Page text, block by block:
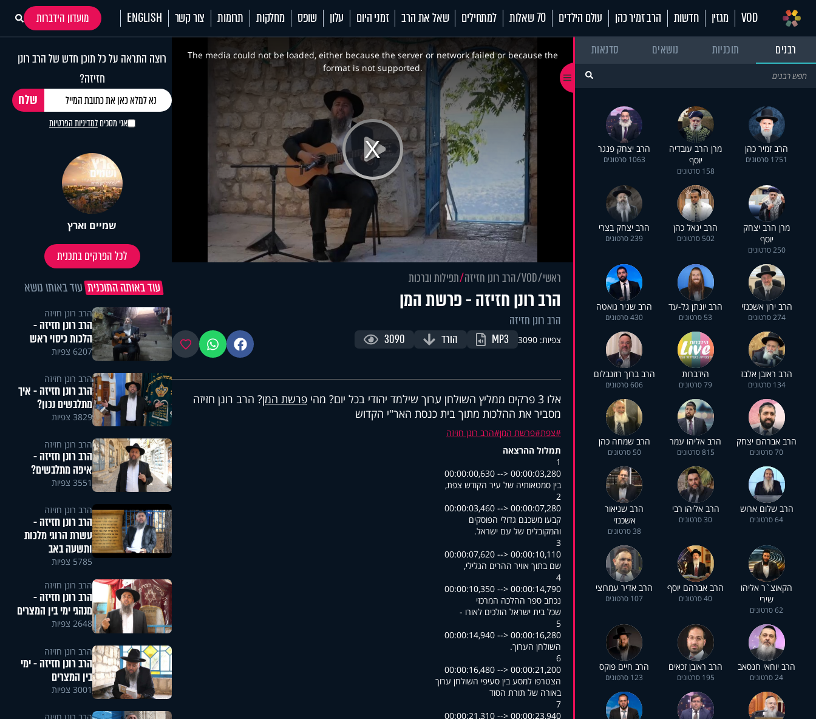
VOD מגזין חדשות הרב זמיר כהן עולם הילדים 70 שאלות למתחילים שאל את הרב זמני היום עלון שופס מחלקות תרומות צור קשר ENGLISH
מועדון הידברות
רבנים
תוכניות נושאים סדנאות
הרב זמיר כהן
1751 סרטונים
מרן הרב עובדיה
יוסף
158 סרטונים
הרב יצחק פנגר
1063 סרטונים
מרן הרב יצחק
יוסף
250 סרטונים
הרב יגאל כהן
502 סרטונים
הרב יצחק בצרי
239 סרטונים
הרב ירון אשכנזי
274 סרטונים
הרב יונתן גל-עד
53 סרטונים
הרב שניר גואטה
430 סרטונים
הרב ראובן אלבז
134 סרטונים
הידברות
79 סרטונים
הרב ברוך רוזנבלום
606 סרטונים
הרב אברהם יצחק
70 סרטונים
הרב אליהו עמר
815 סרטונים
הרב שמחה כהן
50 סרטונים
הרב שלום ארוש
64 סרטונים
הרב אליהו רבי
30 סרטונים
הרב שניאור
אשכנזי
38 סרטונים
הקאוצ`ר אליהו
שירי
62 סרטונים
הרב אברהם יוסף
40 סרטונים
הרב אדיר עמרוצי
107 סרטונים
הרב יוחאי חנסאב
24 סרטונים
הרב ראובן זכאים
195 סרטונים
הרב חיים פוקס
123 סרטונים
Play
Video
This
modalThe media could not be loaded, either because the server or network failed or because the
format is not supported.
ראשי VOD הרב רונן חזיזה תפילות וברכות
הרב רונן חזיזה - פרשת המן
הרב רונן חזיזה
צפיות: 3090 MP3 הורד 3090 פייסבוקווטסאפ מועדפים
אלו 3 פרקים ממליץ השולחן ערוך שילמד יהודי בכל יום? מהי פרשת המן? הרב רונן חזיזה
מסביר את ההלכות מתוך בית כנסת האר"י הקדוש
צפת פרשת המן הרב רונן חזיזה
תמלול ההרצאה
1
00:00:00,630 --> 00:00:03,280
,בין סמטאותיה של עיר הקודש צפת
2
00:00:03,460 --> 00:00:07,280
קבעו משכנם גדולי הפוסקים
.והמקובלים של עם ישראל
3
00:00:07,620 --> 00:00:10,110
,שם בתוך אוויר ההרים הגלילי
4
00:00:10,350 --> 00:00:14,790
נכתב ספר ההלכה המרכזי
- שכל בית ישראל הולכים לאורו
5
00:00:14,940 --> 00:00:16,280
.השולחן הערוך
6
00:00:16,480 --> 00:00:21,200
הצטרפו למסע בין סעיפי השולחן ערוך
באורה של תורת הסוד
7
00:00:21,310 --> 00:00:23,940
רוצה התראה על כל תוכן חדש של הרב רונן
חזיזה?
אני מסכיםלמדיניות הפרטיות
שמיים וארץ
לכל הפרקים בתכנית
עוד באותה התוכנית עוד באותו נושא
הרב רונן חזיזה
הרב רונן חזיזה -
הלכות כיסוי ראש
6207 צפיות
הרב רונן חזיזה
הרב רונן חזיזה - איך
מתלבשים נכון?
3829 צפיות
הרב רונן חזיזה
הרב רונן חזיזה -
איפה מתלבשים?
3551 צפיות
הרב רונן חזיזה
הרב רונן חזיזה -
עשרת הרוגי מלכות
ותשעה באב
5785 צפיות
הרב רונן חזיזה
הרב רונן חזיזה -
מנהגי ימי בין המצרים
2648 צפיות
הרב רונן חזיזה
הרב רונן חזיזה - ימי
בין המצרים
3001 צפיות